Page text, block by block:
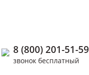
8 (800) 201-51-59
звонок бесплатный